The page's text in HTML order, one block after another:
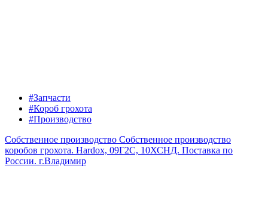
#Запчасти
#Короб грохота
#Производство
Собственное производство Собственное производство
коробов грохота. Hardox, 09Г2С, 10ХСНД. Поставка по
России. г.Владимир